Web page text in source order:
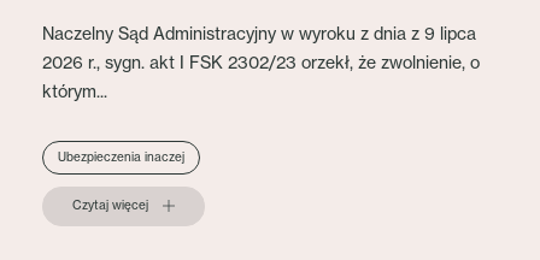
Naczelny Sąd Administracyjny w wyroku z dnia z 9 lipca
2026 r., sygn. akt I FSK 2302/23 orzekł, że zwolnienie, o
którym...
Ubezpieczenia inaczej
Czytaj więcej